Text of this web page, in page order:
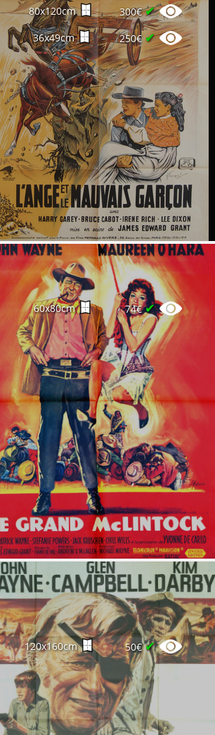
80x120cm 300€✔
36x49cm 250€✔
60x80cm 74€✔
120x160cm 50€✔